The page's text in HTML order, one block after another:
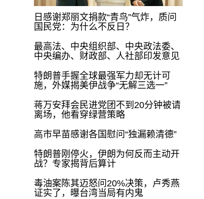
日感谢郑丽文捐款“青鸟”气炸，质问
国民党：为什么不反日？
最高法、中央组织部、中央政法委、
中央编办、财政部、人社部印发意见
特朗普手握全球最强军力却无计可
施，外媒揭美伊战争“无解三选一”
蒋万安拜会民进党团不到20分钟被请
离场，他看穿绿营策略
高市早苗感谢各国慰问“独漏赖清德”
特朗普刚停火，伊朗为何反而主动开
战？专家揭背后算计
毒油案陈其迈怒问20%决策，卢秀燕
证实了，曝台湾当局有内鬼